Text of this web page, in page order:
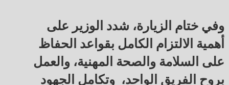
وفي ختام الزيارة، شدد الوزير على
أهمية الالتزام الكامل بقواعد الحفاظ
على السلامة والصحة المهنية، والعمل
بروح الفريق الواحد، وتكامل الجهود